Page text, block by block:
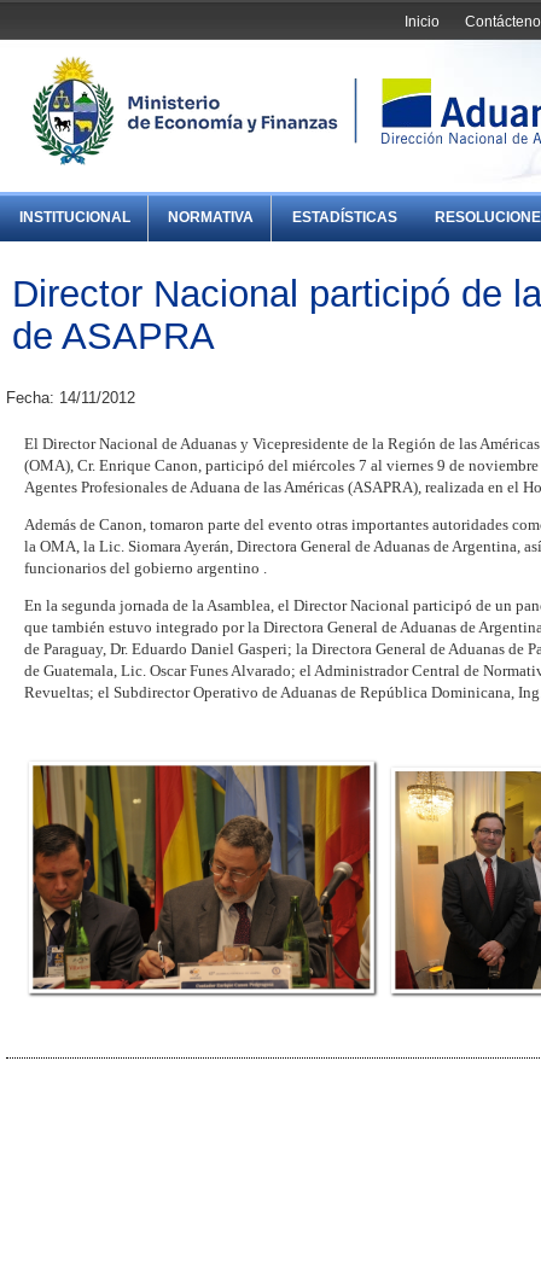
Inicio
INSTITUCIONAL NORMATIVA ESTADÍSTICAS
Director Nacional participó de
de ASAPRA
Fecha: 14/11/2012
El Director Nacional de Aduanas y Vicepresidente de la Región de las
(OMA), Cr. Enrique Canon, participó del miércoles 7 al viernes 9 de
Agentes Profesionales de Aduana de las Américas (ASAPRA), realizada en el
Además de Canon, tomaron parte del evento otras importantes autoridades
la OMA, la Lic. Siomara Ayerán, Directora General de Aduanas de Argentina,
funcionarios del gobierno argentino .
En la segunda jornada de la Asamblea, el Director Nacional participó de un
que también estuvo integrado por la Directora General de Aduanas de
de Paraguay, Dr. Eduardo Daniel Gasperi; la Directora General de Aduanas de
de Guatemala, Lic. Oscar Funes Alvarado; el Administrador Central de
Revueltas; el Subdirector Operativo de Aduanas de República Dominicana,